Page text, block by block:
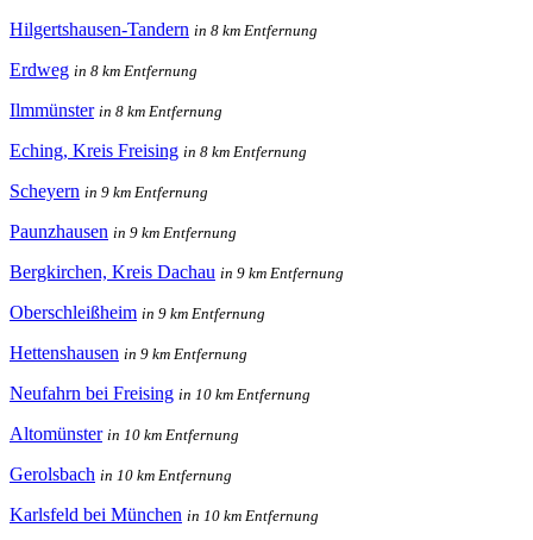
Hilgertshausen-Tandern in 8 km Entfernung
Erdweg in 8 km Entfernung
Ilmmünster in 8 km Entfernung
Eching, Kreis Freising in 8 km Entfernung
Scheyern in 9 km Entfernung
Paunzhausen in 9 km Entfernung
Bergkirchen, Kreis Dachau in 9 km Entfernung
Oberschleißheim in 9 km Entfernung
Hettenshausen in 9 km Entfernung
Neufahrn bei Freising in 10 km Entfernung
Altomünster in 10 km Entfernung
Gerolsbach in 10 km Entfernung
Karlsfeld bei München in 10 km Entfernung